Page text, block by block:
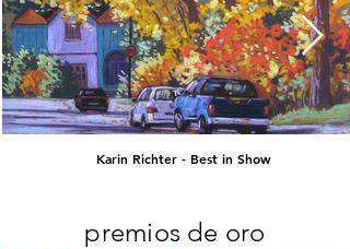
Karin Richter - Best in Show
premios de oro